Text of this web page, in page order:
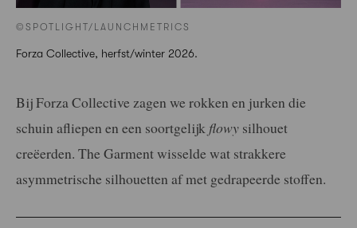
©SPOTLIGHT/LAUNCHMETRICS
Forza Collective, herfst/winter 2026.
Bij Forza Collective zagen we rokken en jurken die
schuin afliepen en een soortgelijk flowy silhouet
creëerden. The Garment wisselde wat strakkere
asymmetrische silhouetten af met gedrapeerde stoffen.